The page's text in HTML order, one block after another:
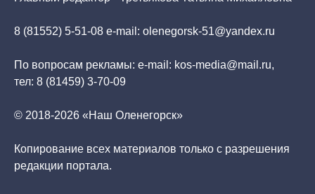
8 (81552) 5-51-08 e-mail: olenegorsk-51@yandex.ru
По вопросам рекламы: e-mail: kos-media@mail.ru,
тел: 8 (81459) 3-70-09
© 2018-2026 «Наш Оленегорск»
Копирование всех материалов только с разрешения
редакции портала.